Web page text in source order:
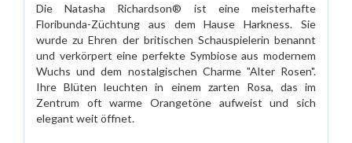
Die Natasha Richardson® ist eine meisterhafte
Floribunda-Züchtung aus dem Hause Harkness. Sie
wurde zu Ehren der britischen Schauspielerin benannt
und verkörpert eine perfekte Symbiose aus modernem
Wuchs und dem nostalgischen Charme "Alter Rosen".
Ihre Blüten leuchten in einem zarten Rosa, das im
Zentrum oft warme Orangetöne aufweist und sich
elegant weit öffnet.